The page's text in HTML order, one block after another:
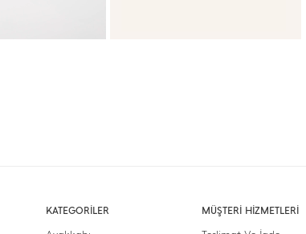
KATEGORİLER MÜŞTERİ HİZMETLERİ